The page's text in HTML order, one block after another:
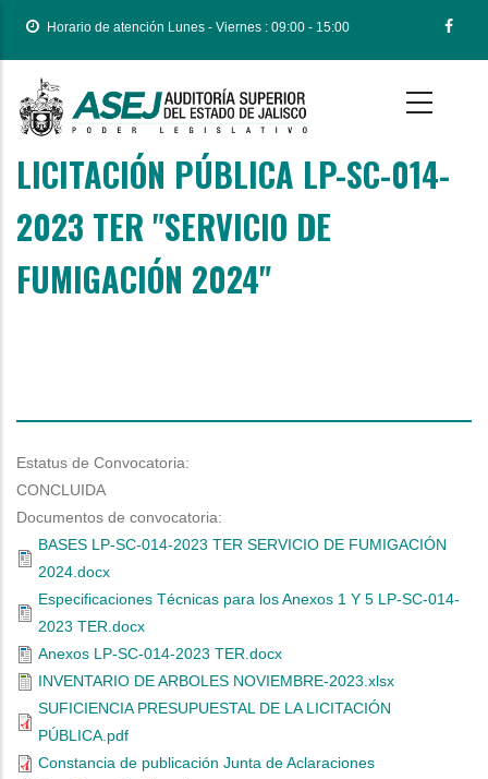
principal
Horario de atención Lunes - Viernes : 09:00 - 15:00
LICITACIÓN PÚBLICA LP-SC-014-
2023 TER "SERVICIO DE
FUMIGACIÓN 2024"
Body
Estatus de Convocatoria:
CONCLUIDA
Documentos de convocatoria:
BASES LP-SC-014-2023 TER SERVICIO DE FUMIGACIÓN
2024.docx
Especificaciones Técnicas para los Anexos 1 Y 5 LP-SC-014-
2023 TER.docx
Anexos LP-SC-014-2023 TER.docx
INVENTARIO DE ARBOLES NOVIEMBRE-2023.xlsx
SUFICIENCIA PRESUPUESTAL DE LA LICITACIÓN
PÚBLICA.pdf
Constancia de publicación Junta de Aclaraciones